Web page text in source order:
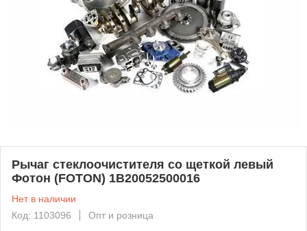
Рычаг стеклоочистителя со щеткой левый
Фотон (FOTON) 1B20052500016
Нет в наличии
Код: 1103096
Опт и розница